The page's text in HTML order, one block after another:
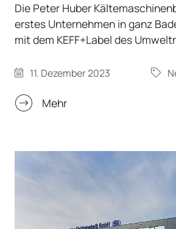
Die Peter Huber
erstes Unternehmen in ganz
mit dem KEFF+Label des
Investitionen in Photovoltaik und
reduziert. Am
Vorstandsvorsitzenden der
11. Dezember 2023
Mehr